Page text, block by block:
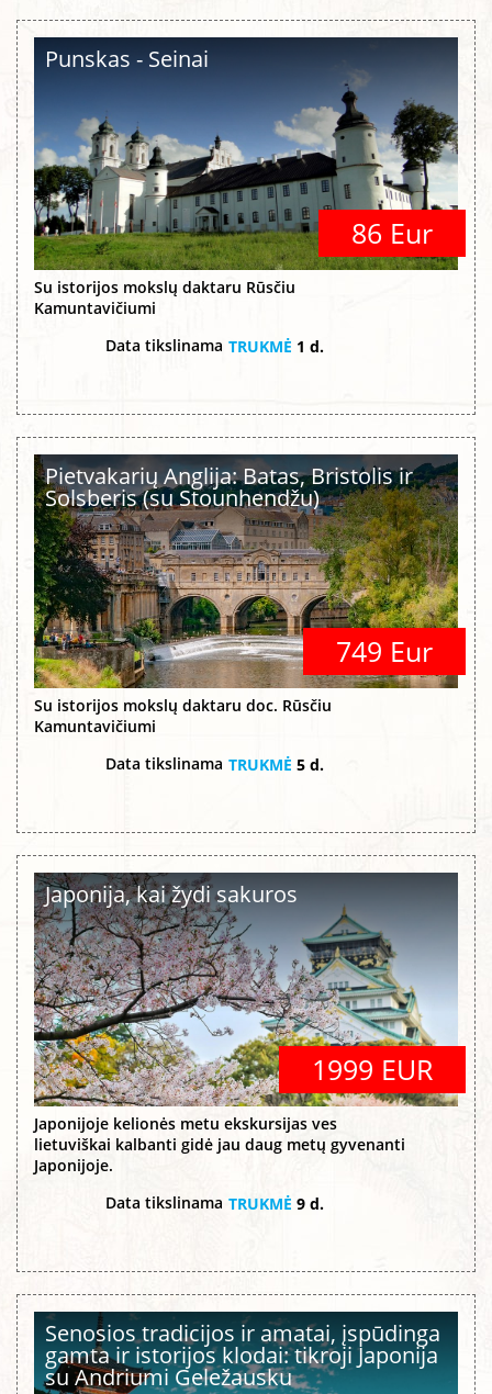
Punskas - Seinai
86 Eur
Su istorijos mokslų daktaru Rūsčiu
Kamuntavičiumi
Data tikslinama TRUKMĖ 1 d.
Pietvakarių Anglija: Batas, Bristolis ir
Solsberis (su Stounhendžu)
749 Eur
Su istorijos mokslų daktaru doc. Rūsčiu
Kamuntavičiumi
Data tikslinama TRUKMĖ 5 d.
Japonija, kai žydi sakuros
1999 EUR
Japonijoje kelionės metu ekskursijas ves
lietuviškai kalbanti gidė jau daug metų gyvenanti
Japonijoje.
Data tikslinama TRUKMĖ 9 d.
Senosios tradicijos ir amatai, įspūdinga
gamta ir istorijos klodai: tikroji Japonija
su Andriumi Geležausku